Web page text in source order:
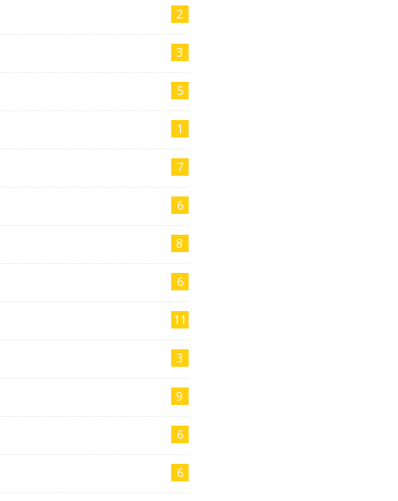
2
3
5
1
7
6
8
6
11
3
9
6
6